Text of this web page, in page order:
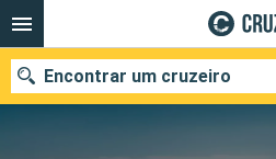
Encontrar um cruzeiro